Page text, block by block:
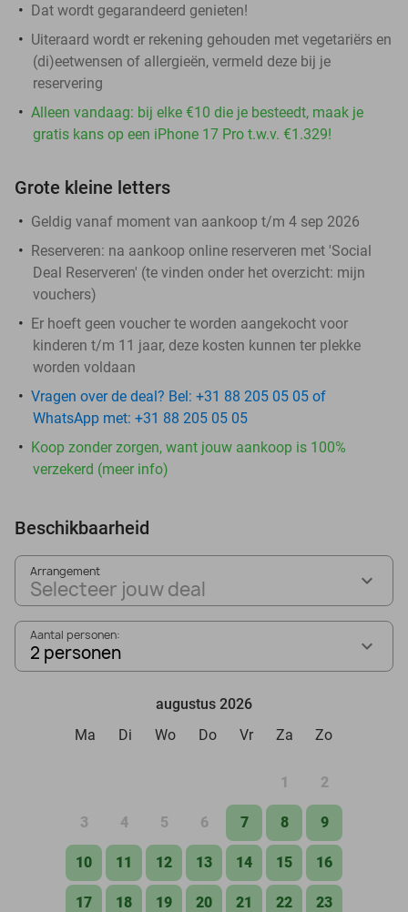
Dat wordt gegarandeerd genieten!
Uiteraard wordt er rekening gehouden met vegetariërs en
(di)eetwensen of allergieën, vermeld deze bij je
reservering
Alleen vandaag: bij elke €10 die je besteedt, maak je
gratis kans op een iPhone 17 Pro t.w.v. €1.329!
Grote kleine letters
Geldig vanaf moment van aankoop t/m 4 sep 2026
Reserveren: na aankoop online reserveren met 'Social
Deal Reserveren' (te vinden onder het overzicht: mijn
vouchers)
Er hoeft geen voucher te worden aangekocht voor
kinderen t/m 11 jaar, deze kosten kunnen ter plekke
worden voldaan
Vragen over de deal? Bel: +31 88 205 05 05 of
WhatsApp met: +31 88 205 05 05
Koop zonder zorgen, want jouw aankoop is 100%
verzekerd (meer info)
Beschikbaarheid
Arrangement
Selecteer jouw deal
Aantal personen:
2 personen
augustus 2026
Ma
Di Wo Do Vr Za Zo
1 2
3 4 5 6 7 8 9
10 11 12 13 14 15 16
17 18 19 20 21 22 23